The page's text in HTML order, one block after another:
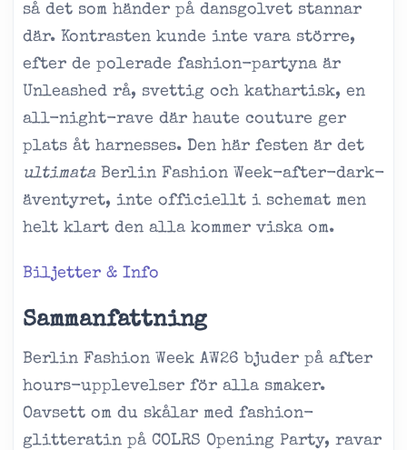
så det som händer på dansgolvet stannar
där. Kontrasten kunde inte vara större,
efter de polerade fashion-partyna är
Unleashed rå, svettig och kathartisk, en
all-night-rave där haute couture ger
plats åt harnesses. Den här festen är det
ultimataBerlin Fashion Week-after-dark-
äventyret, inte officiellt i schemat men
helt klart den alla kommer viska om.
Biljetter & Info
Sammanfattning
Berlin Fashion Week AW26 bjuder på after
hours-upplevelser för alla smaker.
Oavsett om du skålar med fashion-
glitteratin på COLRS Opening Party, ravar